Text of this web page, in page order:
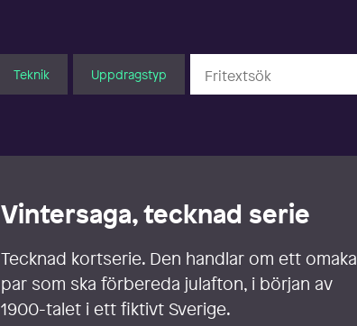
Teknik Uppdragstyp
Vintersaga, tecknad serie
Tecknad kortserie. Den handlar om ett omaka
par som ska förbereda julafton, i början av
1900-talet i ett fiktivt Sverige.